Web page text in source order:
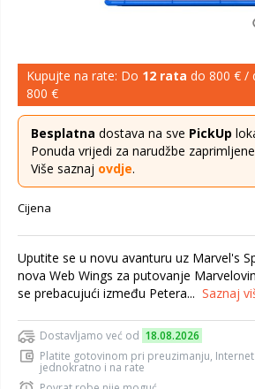
Kupujte na rate: Do 12 rata do 800 € /
800 €
Besplatna dostava na sve PickUp
Ponuda vrijedi za narudžbe
Više saznaj ovdje.
Cijena
Uputite se u novu avanturu uz Marvel's
nova Web Wings za putovanje
se prebacujući između Petera... Saznaj
Dostavljamo već od 18.08.2026
Platite gotovinom pri preuzimanju,
jednokratno i na rate